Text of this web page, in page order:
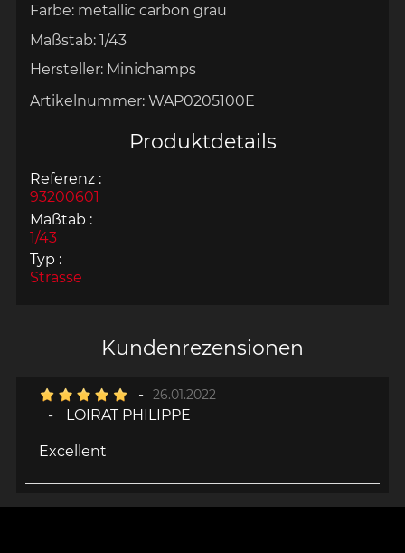
Farbe: metallic carbon grau
Maßstab: 1/43
Hersteller: Minichamps
Artikelnummer: WAP0205100E
Produktdetails
Referenz :
93200601
Maßtab :
1/43
Typ :
Strasse
Kundenrezensionen
- 26.01.2022
- LOIRAT PHILIPPE
Excellent